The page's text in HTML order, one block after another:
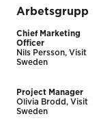
Arbetsgrupp
Chief Marketing
Officer
Nils Persson, Visit
Sweden
Project Manager
Olivia Brodd, Visit
Sweden